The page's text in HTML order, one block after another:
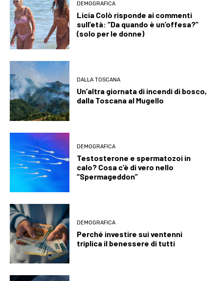
DEMOGRAFICA
Licia Colò risponde ai commenti
sull’età: “Da quando è un’offesa?”
(solo per le donne)
DALLA TOSCANA
Un’altra giornata di incendi di bosco,
dalla Toscana al Mugello
DEMOGRAFICA
Testosterone e spermatozoi in
calo? Cosa c’è di vero nello
“Spermageddon”
DEMOGRAFICA
Perché investire sui ventenni
triplica il benessere di tutti